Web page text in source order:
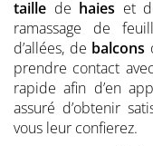
taille de haies et
ramassage de
d’allées, de balcons
prendre contact
rapide afin d’en
assuré d’obtenir
vous leur confierez.